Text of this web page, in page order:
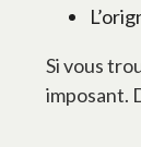
Si vous
imposant.